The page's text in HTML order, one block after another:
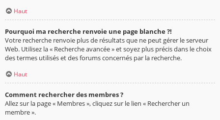
Haut
Pourquoi ma recherche renvoie une page blanche ?!
Votre recherche renvoie plus de résultats que ne peut gérer le serveur
Web. Utilisez la « Recherche avancée » et soyez plus précis dans le choix
des termes utilisés et des forums concernés par la recherche.
Haut
Comment rechercher des membres ?
Allez sur la page « Membres », cliquez sur le lien « Rechercher un
membre ».